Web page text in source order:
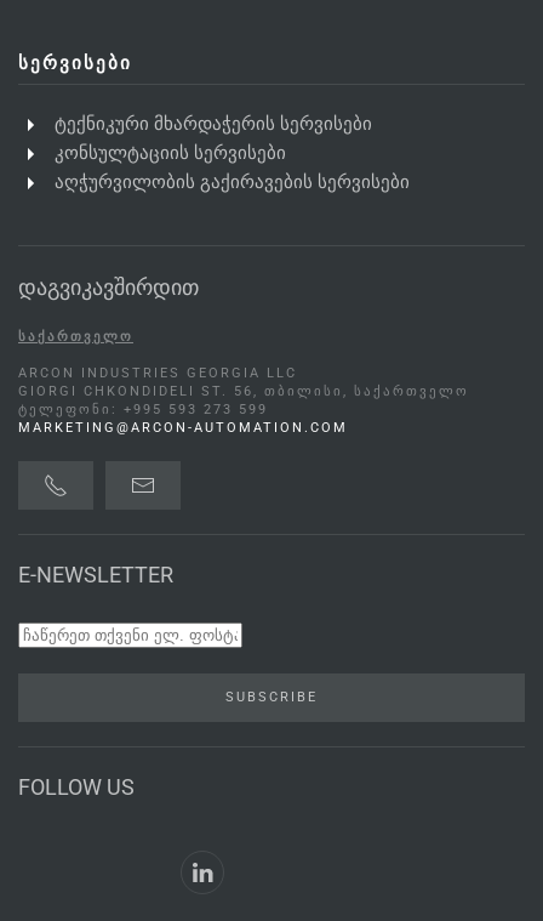
ᲡᲔᲠᲕᲘᲡᲔᲑᲘ
ტექნიკური მხარდაჭერის სერვისები
კონსულტაციის სერვისები
აღჭურვილობის გაქირავების სერვისები
დაგვიკავშირდით
ᲡᲐᲥᲐᲠᲗᲕᲔᲚᲝ
ARCON INDUSTRIES GEORGIA LLC
GIORGI CHKONDIDELI ST. 56, ᲗᲑᲘᲚᲘᲡᲘ, ᲡᲐᲥᲐᲠᲗᲕᲔᲚᲝ
ᲢᲔᲚᲔᲤᲝᲜᲘ: +995 593 273 599
MARKETING@ARCON-AUTOMATION.COM
E-NEWSLETTER
SUBSCRIBE
FOLLOW US